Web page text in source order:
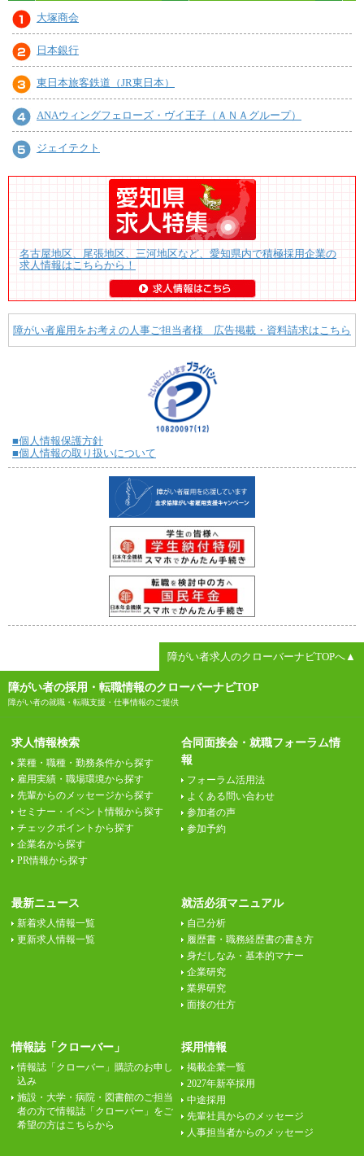
大塚商会
日本銀行
東日本旅客鉄道（JR東日本）
ANAウィングフェローズ・ヴイ王子（ＡＮＡグループ）
ジェイテクト
名古屋地区、尾張地区、三河地区など、愛知県内で積極採用企業の
求人情報はこちらから！
障がい者雇用をお考えの人事ご担当者様 広告掲載・資料請求はこちら
■個人情報保護方針
■個人情報の取り扱いについて
障がい者求人のクローバーナビTOPへ▲
障がい者の採用・転職情報のクローバーナビTOP
障がい者の就職・転職支援・仕事情報のご提供
求人情報検索
業種・職種・勤務条件から探す
雇用実績・職場環境から探す
先輩からのメッセージから探す
セミナー・イベント情報から探す
チェックポイントから探す
企業名から探す
PR情報から探す
合同面接会・就職フォーラム情
報
フォーラム活用法
よくある問い合わせ
参加者の声
参加予約
最新ニュース
新着求人情報一覧
更新求人情報一覧
就活必須マニュアル
自己分析
履歴書・職務経歴書の書き方
身だしなみ・基本的マナー
企業研究
業界研究
面接の仕方
情報誌「クローバー」
情報誌「クローバー」購読のお申し
込み
施設・大学・病院・図書館のご担当
者の方で情報誌「クローバー」をご
希望の方はこちらから
採用情報
掲載企業一覧
2027年新卒採用
中途採用
先輩社員からのメッセージ
人事担当者からのメッセージ